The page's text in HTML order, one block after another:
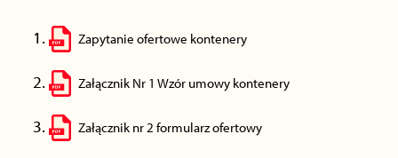
Zapytanie ofertowe kontenery
Załącznik Nr 1 Wzór umowy kontenery
Załącznik nr 2 formularz ofertowy